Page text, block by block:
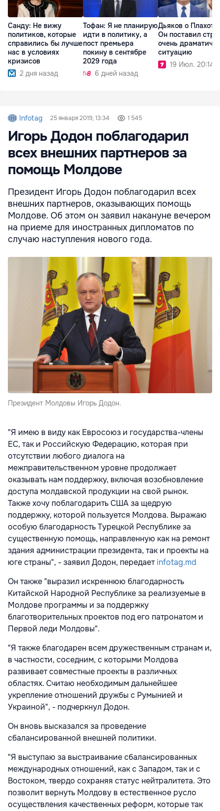
Санду: Не вижу
политиков, которые
справились бы лучше
нас в условиях
кризисов
2 дня назад
Тофан: Я не планирую
идти в политику, а
пост премьера
покину в сентябре
2029 года
6 дней назад
Дьяков о
Он поставил
очень
ситуацию
19 Июл. 20:14
Infotag 25 января 2019, 13:34 1 545
Игорь Додон поблагодарил
всех внешних партнеров за
помощь Молдове
Президент Игорь Додон поблагодарил всех
внешних партнеров, оказывающих помощь
Молдове. Об этом он заявил накануне вечером
на приеме для иностранных дипломатов по
случаю наступления нового года.
Президент Молдовы Игорь Додон.
"Я имею в виду как Евросоюз и государства-члены
ЕС, так и Российскую Федерацию, которая при
отсутствии любого диалога на
межправительственном уровне продолжает
оказывать нам поддержку, включая возобновление
доступа молдавской продукции на свой рынок.
Также хочу поблагодарить США за щедрую
поддержку, которой пользуется Молдова. Выражаю
особую благодарность Турецкой Республике за
существенную помощь, направленную как на ремонт
здания администрации президента, так и проекты на
юге страны", - заявил Додон, передает infotag.md
Он также "выразил искреннюю благодарность
Китайской Народной Республике за реализуемые в
Молдове программы и за поддержку
благотворительных проектов под его патронатом и
Первой леди Молдовы".
"Я также благодарен всем дружественным странам и,
в частности, соседним, с которыми Молдова
развивает совместные проекты в различных
областях. Считаю необходимым дальнейшее
укрепление отношений дружбы с Румынией и
Украиной", - подчеркнул Додон.
Он вновь высказался за проведение
сбалансированной внешней политики.
"Я выступаю за выстраивание сбалансированных
международных отношений, как с Западом, так и с
Востоком, твердо сохраняя статус нейтралитета. Это
позволит вернуть Молдову в естественное русло
осуществления качественных реформ, которые так